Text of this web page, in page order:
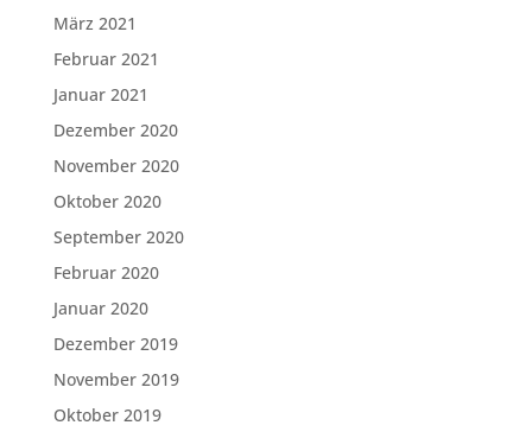
März 2021
Februar 2021
Januar 2021
Dezember 2020
November 2020
Oktober 2020
September 2020
Februar 2020
Januar 2020
Dezember 2019
November 2019
Oktober 2019